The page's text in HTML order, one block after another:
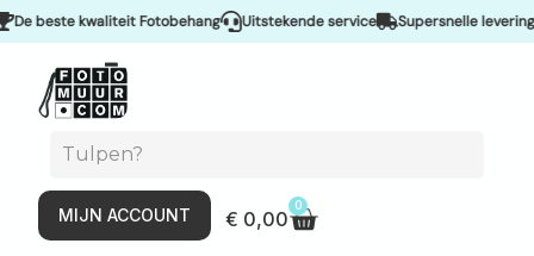
beste kwaliteit Fotobehang Uitstekende service Supersnelle levering &
MIJN ACCOUNT € 0,00
0